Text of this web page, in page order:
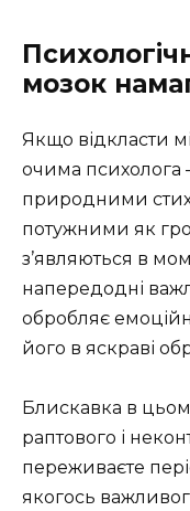
мозок
Якщо відкласти
очима психолога
природними
потужними як
з’являються в
напередодні
обробляє
його в яскраві
Блискавка в
раптового і
переживаєте
якогось